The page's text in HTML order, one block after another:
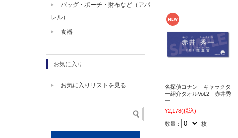
名探偵コナン キャラクタ
ー紹介タオルVol.2 赤井秀
一
¥2,178(税込)
数量： 枚
バッグ・ポーチ・財布など（アパ
レル）
食器
お気に入り
お気に入りリストを見る